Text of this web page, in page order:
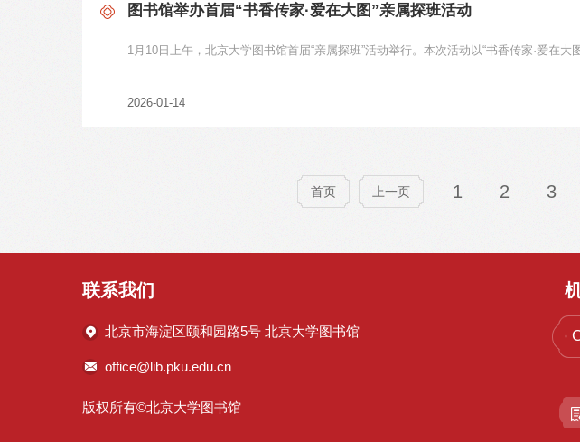
图书馆举办首届“书香传家·爱在大图”亲属探班活动
1月10日上午，北京大学图书馆首届“亲属探班”活动举行。本次活动以“书香传家·爱在
2026-01-14
首页 上一页 1 2 3
联系我们
北京市海淀区颐和园路5号 北京大学图书馆
office@lib.pku.edu.cn
版权所有©北京大学图书馆